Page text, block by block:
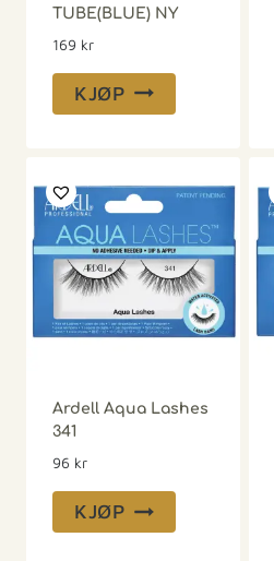
TUBE(BLUE) NY
169 kr
KJØP
Ardell Aqua Lashes
341
96 kr
KJØP